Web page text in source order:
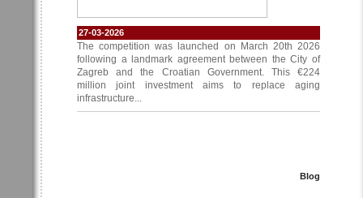
27-03-2026
The competition was launched on March 20th 2026
following a landmark agreement between the City of
Zagreb and the Croatian Government. This €224
million joint investment aims to replace aging
infrastructure...
Blog